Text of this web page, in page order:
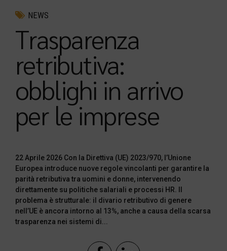
NEWS
Trasparenza
retributiva:
obblighi in arrivo
per le imprese
22 Aprile 2026 Con la Direttiva (UE) 2023/970, l’Unione
Europea introduce nuove regole vincolanti per garantire la
parità retributiva tra uomini e donne, intervenendo
direttamente su politiche salariali e processi HR. Il
problema è strutturale: il divario retributivo di genere
nell’UE è ancora intorno al 13%, anche a causa della scarsa
trasparenza nei sistemi di...